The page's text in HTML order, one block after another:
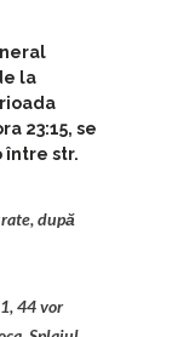
la
23:15, se
între str.
după
44 vor